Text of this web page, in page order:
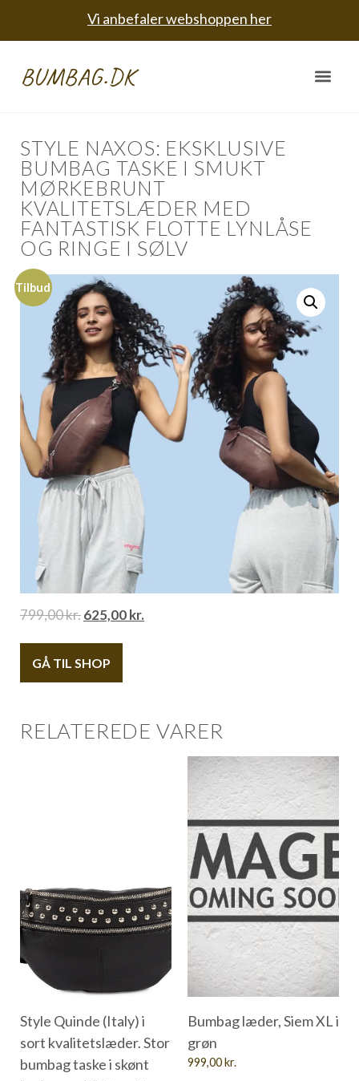
Vi anbefaler webshoppen her
BUMBAG.DK
STYLE NAXOS: EKSKLUSIVE
BUMBAG TASKE I SMUKT
MØRKEBRUNT
KVALITETSLÆDER MED
FANTASTISK FLOTTE LYNLÅSE
OG RINGE I SØLV
Tilbud
799,00kr.625,00kr.
GÅ TIL SHOP
RELATEREDE VARER
Style Quinde (Italy) i
sort kvalitetslæder. Stor
bumbag taske i skønt
Bumbag læder, Siem XL i
grøn
999,00kr.